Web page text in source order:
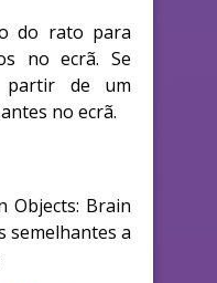
do rato para
no ecrã. Se
de um
no ecrã.
Objects: Brain
semelhantes a